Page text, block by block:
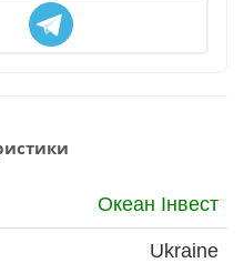
Океан Інвест
Ukraine